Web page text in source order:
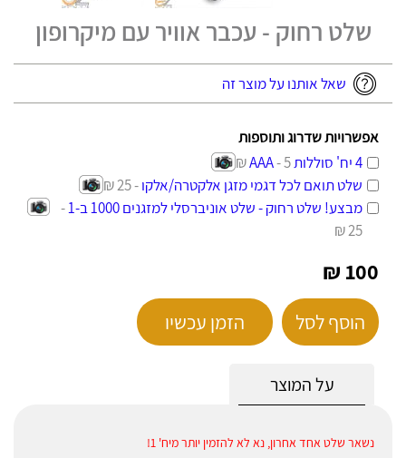
שלט רחוק - עכבר אוויר עם מיקרופון
שאל אותנו על מוצר זה
אפשרויות שדרוג ותוספות
4 יח' סוללות AAA
- 5 ₪
שלט תואם לכל דגמי מזגן אלקטרה/אלקו- 25 ₪
מבצע! שלט רחוק - שלט אוניברסלי למזגנים 1000 ב-1
-
25 ₪
100 ₪
הוסף לסל הזמן עכשיו
על המוצר
נשאר שלט אחד אחרון, נא לא להזמין יותר מיח' 1!